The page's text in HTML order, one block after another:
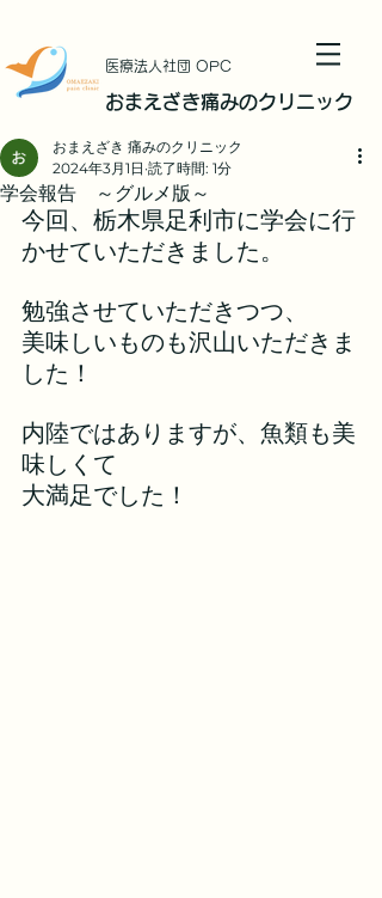
​医療法人社団 OPC
おまえざき痛みのクリニック
学会報告 ～グルメ版～
おまえざき 痛みのクリニック
2024年3月1日 読了時間: 1分
今回、栃木県足利市に学会に行
かせていただきました。
勉強させていただきつつ、
美味しいものも沢山いただきま
した！
内陸ではありますが、魚類も美
味しくて
大満足でした！